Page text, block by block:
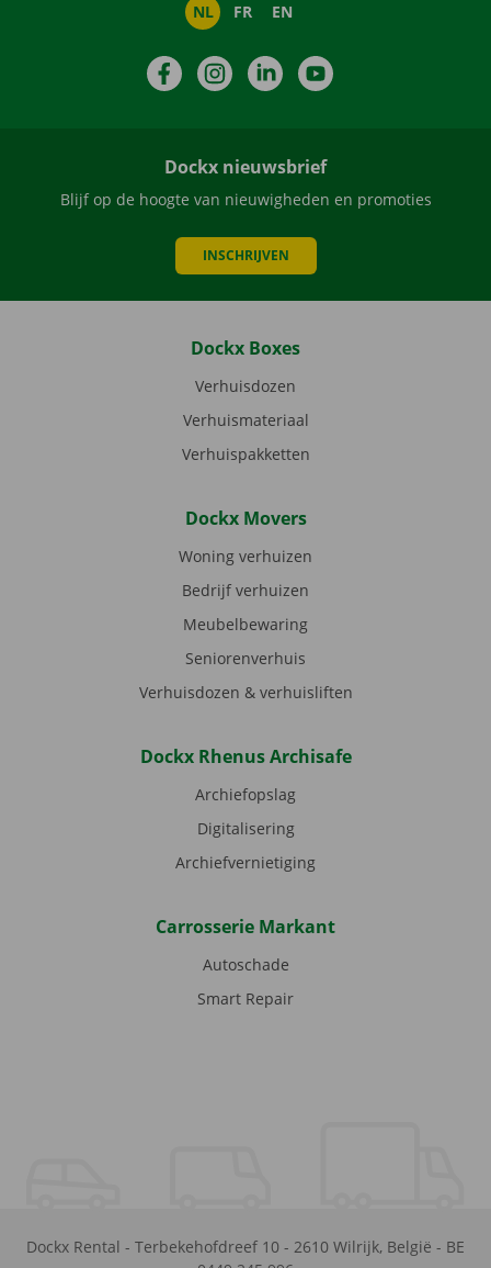
NL FR EN
FacebookInstagramLinkedIn
Dockx nieuwsbrief
Blijf op de hoogte van nieuwigheden en promoties
INSCHRIJVEN
Dockx Boxes
Verhuisdozen
Verhuismateriaal
Verhuispakketten
Dockx Movers
Woning verhuizen
Bedrijf verhuizen
Meubelbewaring
Seniorenverhuis
Verhuisdozen & verhuisliften
Dockx Rhenus Archisafe
Archiefopslag
Digitalisering
Archiefvernietiging
Carrosserie Markant
Autoschade
Smart Repair
Dockx Rental - Terbekehofdreef 10 - 2610 Wilrijk, België - BE